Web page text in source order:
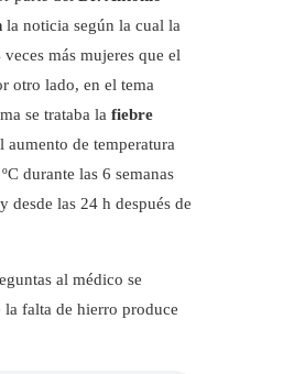
la noticia según la cual la
más mujeres que el
otro lado, en el tema
se trataba la fiebre
aumento de temperatura
durante las 6 semanas
desde las 24 h después de
al médico se
la falta de hierro produce